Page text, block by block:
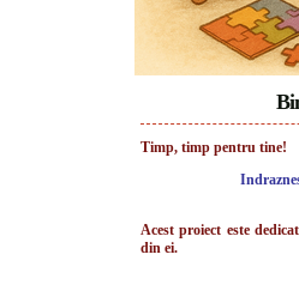
Timp, timp pentru tine!
Acest proiect este
din ei.